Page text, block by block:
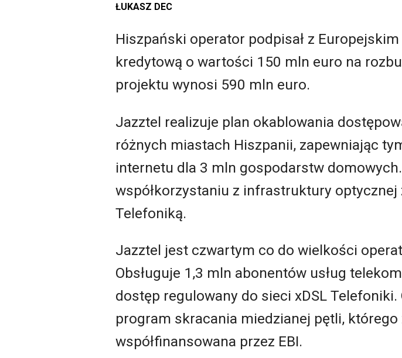
ŁUKASZ DEC
Hiszpański operator podpisał z
kredytową o wartości 150 mln euro na
projektu wynosi 590 mln euro.
Jazztel realizuje plan okablowania
różnych miastach Hiszpanii, zapewniając
internetu dla 3 mln gospodarstw
współkorzystaniu z infrastruktury
Telefoniką.
Jazztel jest czwartym co do wielkości
Obsługuje 1,3 mln abonentów usług
dostęp regulowany do sieci xDSL
program skracania miedzianej pętli,
współfinansowana przez EBI.